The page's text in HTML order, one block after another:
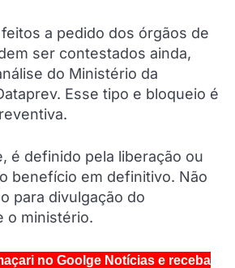
a pedido dos órgãos de
ser contestados ainda,
do Ministério da
Esse tipo e bloqueio é
é definido pela liberação ou
benefício em definitivo. Não
para divulgação do
o ministério.
no Goolge Notícias e receba